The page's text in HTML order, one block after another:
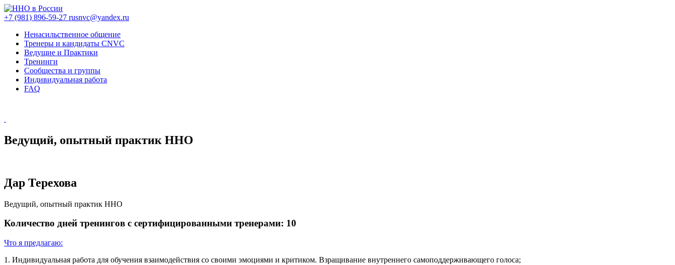
+7 (981) 896-59-27 rusnvc@yandex.ru
Ненасильственное общение
Тренеры и кандидаты CNVC
Ведущие и Практики
Тренинги
Сообщества и группы
Индивидуальная работа
FAQ
Ведущий, опытный практик ННО
Дар Терехова
Ведущий, опытный практик ННО
Количество дней тренингов с сертифицированными тренерами: 10
Что я предлагаю:
1. Индивидуальная работа для обучения взаимодействия со своими эмоциями и критиком. Взращивание внутреннего самоподдерживающего голоса;